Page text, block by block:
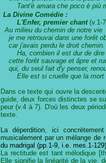
Tant'è amara che poco è più
La Divine Comédie :
L'Enfer, premier chant(v.1-
Au milieu du chemin de notre vie
je me retrouvai dans une forêt
car j'avais perdu le droit chemin.
Ha, combien il est dur de dire
cette forêt sauvage et âpre et
qui, du seul fait d'y penser,
Elle est si cruelle que la mort
Dans ce texte qui ouvre la
guide, deux forces distinctes se
peur (v.4 à 7). D'où les deux
texte.
La déperdition, ici
musicalement par un mélange de
du madrigal (pp.1-9, i.e. mes.1-
La rectitude est tant mélodique
Elle signifie la linéarité de la vie,